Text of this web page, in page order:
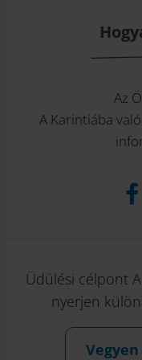
Az
A Karintiába
Üdülési célpont
nyerjen